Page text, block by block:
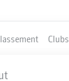
Clubs
SCHALKE